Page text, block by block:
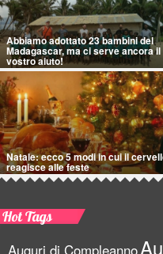
Abbiamo adottato 23 bambini del
Madagascar, ma ci serve ancora il
vostro aiuto!
Natale: ecco 5 modi in cui il
reagisce alle feste
Hot Tags
Auguri di Compleanno